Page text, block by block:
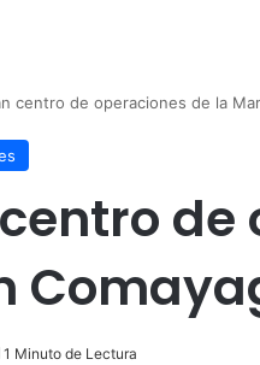
centro de operaciones de la
de
1 Minuto de Lectura